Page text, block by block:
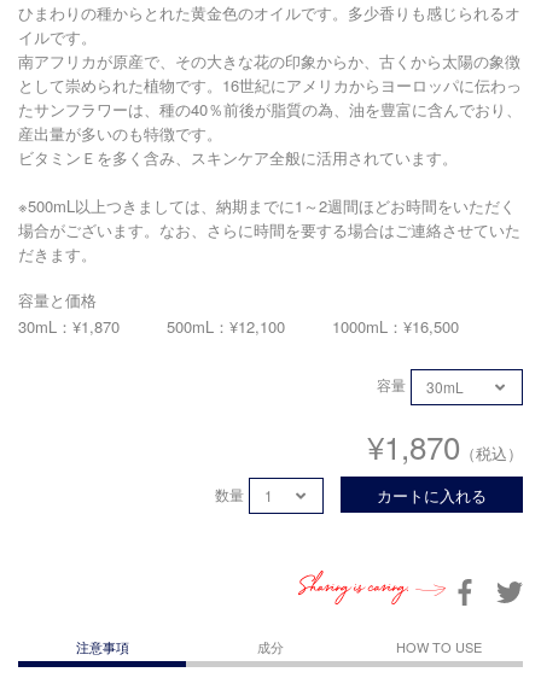
ひまわりの種からとれた黄金色のオイルです。多少香りも感じられるオ
イルです。
南アフリカが原産で、その大きな花の印象からか、古くから太陽の象徴
として崇められた植物です。16世紀にアメリカからヨーロッパに伝わっ
たサンフラワーは、種の40％前後が脂質の為、油を豊富に含んでおり、
産出量が多いのも特徴です。
ビタミンＥを多く含み、スキンケア全般に活用されています。
※500mL以上つきましては、納期までに1～2週間ほどお時間をいただく
場合がございます。なお、さらに時間を要する場合はご連絡させていた
だきます。
容量と価格
30mL：¥1,870
500mL：¥12,100 1000mL：¥16,500
容量
¥1,870 （税込）
数量 カートに入れる
注意事項 成分 HOW TO USE